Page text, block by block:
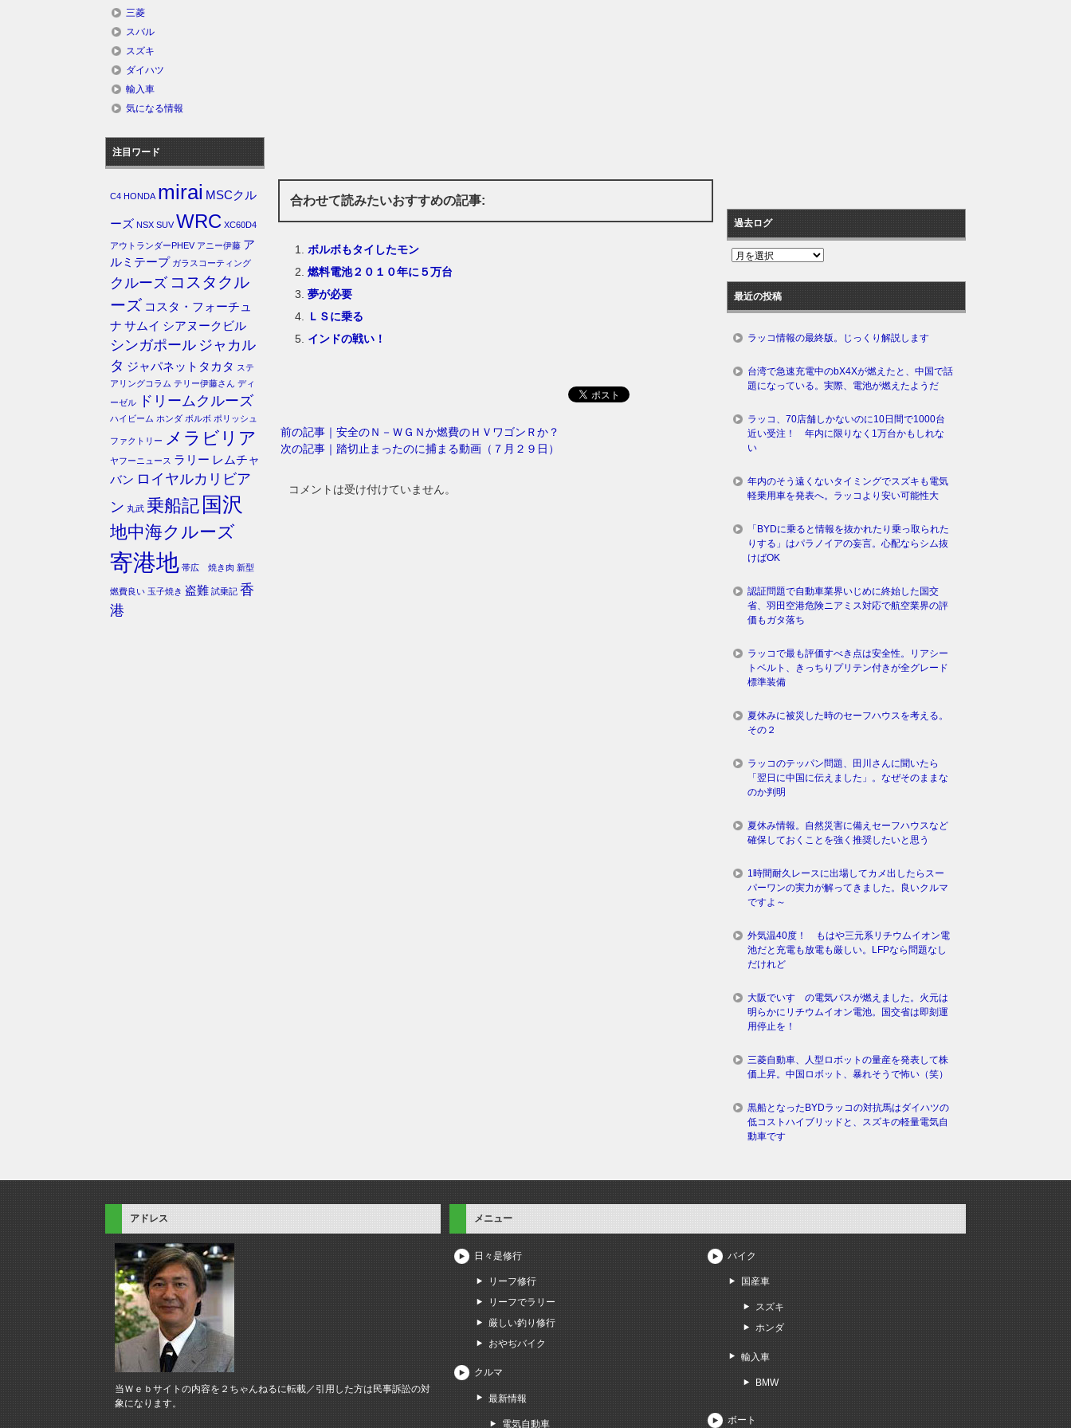
合わせて読みたいおすすめの記事:
ボルボもタイしたモン
燃料電池２０１０年に５万台
夢が必要
ＬＳに乗る
インドの戦い！
前の記事｜安全のＮ－ＷＧＮか燃費のＨＶワゴンＲか？
次の記事｜踏切止まったのに捕まる動画（７月２９日）
コメントは受け付けていません。
三菱
スバル
スズキ
ダイハツ
輸入車
気になる情報
注目ワード
C4 HONDA mirai MSCクル
ーズ NSX SUV WRC XC60D4
アウトランダーPHEV アニー伊藤 ア
ルミテープ ガラスコーティング
クルーズ コスタクル
ーズ コスタ・フォーチュ
ナ サムイ シアヌークビル
シンガポール ジャカル
タ ジャパネットタカタ ステ
アリングコラム テリー伊藤さん ディ
ーゼル
ドリームクルーズ
ハイビーム ホンダ ボルボ ポリッシュ
ファクトリー メラビリア
ヤフーニュース ラリー レムチャ
バン ロイヤルカリビア
ン 丸武 乗船記 国沢
地中海クルーズ
寄港地 帯広 焼き肉 新型
燃費良い 玉子焼き 盗難 試乗記 香
港
過去ログ
過
ロ
グ
最近の投稿
ラッコ情報の最終版。じっくり解説します
台湾で急速充電中のbX4Xが燃えたと、中国で話
題になっている。実際、電池が燃えたようだ
ラッコ、70店舗しかないのに10日間で1000台
近い受注！ 年内に限りなく1万台かもしれな
い
年内のそう遠くないタイミングでスズキも電気
軽乗用車を発表へ。ラッコより安い可能性大
「BYDに乗ると情報を抜かれたり乗っ取られた
りする」はパラノイアの妄言。心配ならシム抜
けばOK
認証問題で自動車業界いじめに終始した国交
省、羽田空港危険ニアミス対応で航空業界の評
価もガタ落ち
ラッコで最も評価すべき点は安全性。リアシー
トベルト、きっちりプリテン付きが全グレード
標準装備
夏休みに被災した時のセーフハウスを考える。
その２
ラッコのテッパン問題、田川さんに聞いたら
「翌日に中国に伝えました」。なぜそのままな
のか判明
夏休み情報。自然災害に備えセーフハウスなど
確保しておくことを強く推奨したいと思う
1時間耐久レースに出場してカメ出したらスー
パーワンの実力が解ってきました。良いクルマ
ですよ～
外気温40度！ もはや三元系リチウムイオン電
池だと充電も放電も厳しい。LFPなら問題なし
だけれど
大阪でいすゞの電気バスが燃えました。火元は
明らかにリチウムイオン電池。国交省は即刻運
用停止を！
三菱自動車、人型ロボットの量産を発表して株
価上昇。中国ロボット、暴れそうで怖い（笑）
黒船となったBYDラッコの対抗馬はダイハツの
低コストハイブリッドと、スズキの軽量電気自
動車です
アドレス
当Ｗｅｂサイトの内容を２ちゃんねるに転載／引用した方は民事訴訟の対
象になります。
メニュー
日々是修行
リーフ修行
リーフでラリー
厳しい釣り修行
おやぢバイク
クルマ
最新情報
電気自動車
バイク
国産車
スズキ
ホンダ
輸入車
BMW
ボート